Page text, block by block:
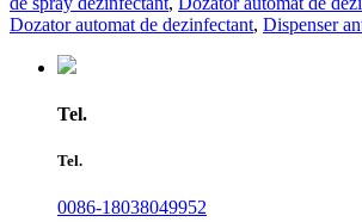
Dozator automat de dezinfectant, Dispenser
Tel.
Tel.
0086-18038049952